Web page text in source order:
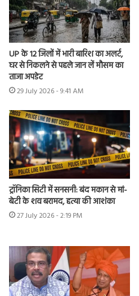
UP के 12 जिलों में भारी बारिश का अलर्ट,
घर से निकलने से पहले जान लें मौसम का
ताजा अपडेट
29 July 2026 - 9:41 AM
ट्रॉनिका सिटी में सनसनी: बंद मकान से मां-
बेटी के शव बरामद, हत्या की आशंका
27 July 2026 - 2:19 PM